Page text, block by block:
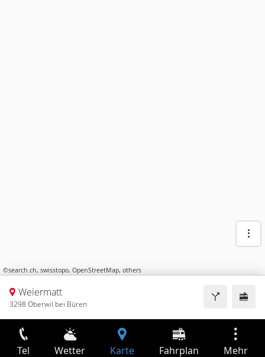
©search.ch, swisstopo, OpenStreetMap, others
Weiermatt
3298 Oberwil bei Büren
Tel Wetter Karte Fahrplan Mehr